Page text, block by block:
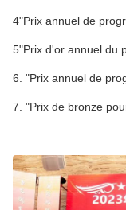
4"Prix annuel de
5"Prix d'or annuel du
6. "Prix annuel de
7. "Prix de bronze